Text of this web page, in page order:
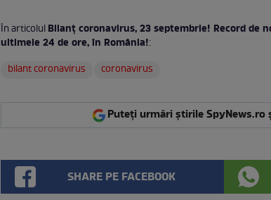
În articolulBilanț coronavirus, 23 septembrie! Record de
ultimele 24 de ore, în România!:
bilant coronavirus
coronavirus
Puteți urmări știrile SpyNews.ro
SHARE PE FACEBOOK